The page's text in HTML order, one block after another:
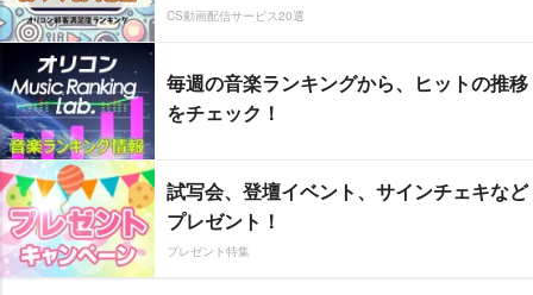
CS動画配信サービス20選
毎週の音楽ランキングから、ヒットの推移
をチェック！
試写会、登壇イベント、サインチェキなど
プレゼント！
プレゼント特集